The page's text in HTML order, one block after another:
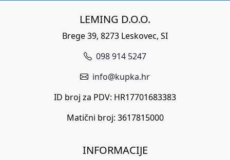
LEMING D.O.O.
Brege 39, 8273 Leskovec, SI
098 914 5247
info@kupka.hr
ID broj za PDV: HR17701683383
Matični broj: 3617815000
INFORMACIJE